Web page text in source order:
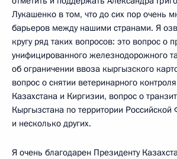
Лукашенко в том, что до сих пор очень
барьеров между нашими странами. Я
кругу ряд таких вопросов: это вопрос о
унифицированного железнодорожного
об ограничении ввоза кыргызского
вопрос о снятии ветеринарного
Казахстана и Киргизии, вопрос о
Кыргызстана по территории
и несколько других.
Я очень благодарен Президенту